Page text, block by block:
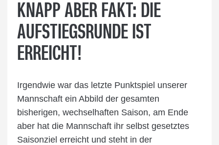
KNAPP ABER FAKT: DIE
AUFSTIEGSRUNDE IST
ERREICHT!
Irgendwie war das letzte Punktspiel unserer
Mannschaft ein Abbild der gesamten
bisherigen, wechselhaften Saison, am Ende
aber hat die Mannschaft ihr selbst gesetztes
Saisonziel erreicht und steht in der